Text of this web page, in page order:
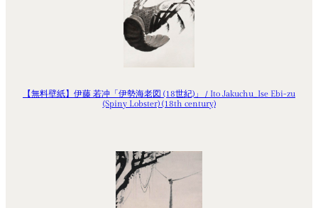
【無料壁紙】伊藤 若冲「伊勢海老図 (18世紀)」 / Ito Jakuchu_Ise Ebi-zu
(Spiny Lobster) (18th century)